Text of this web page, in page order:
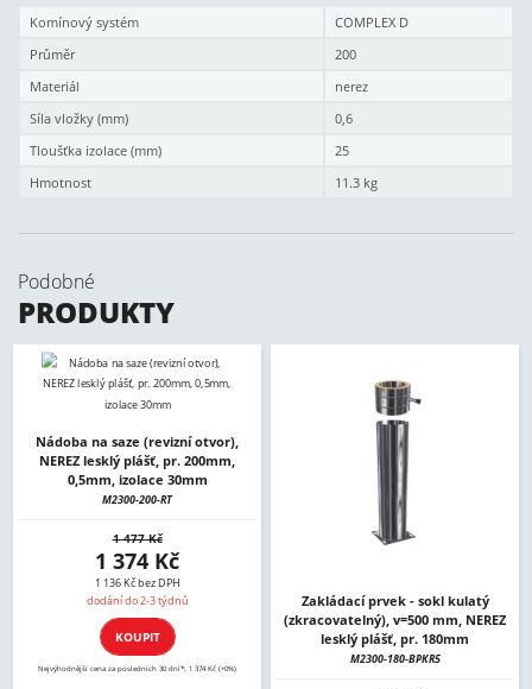
Komínový systém
COMPLEX D
Průměr
200
Materiál
nerez
Síla vložky (mm)
0,6
Tloušťka izolace (mm)
25
Hmotnost
11.3 kg
Podobné
PRODUKTY
Nádoba na saze (revizní otvor),
NEREZ lesklý plášť, pr. 200mm,
0,5mm, izolace 30mm
M2300-200-RT
1 477 Kč
1 374 Kč
1 136 Kč bez DPH
dodání do 2-3 týdnů
KOUPIT
Nejvýhodnější cena za posledních 30 dní*: 1 374 Kč (+0%)
Zakládací prvek - sokl kulatý
(zkracovatelný), v=500 mm, NEREZ
lesklý plášť, pr. 180mm
M2300-180-BPKR5